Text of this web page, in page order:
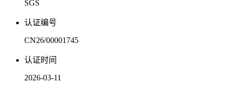
SGS
认证编号
CN26/00001745
认证时间
2026-03-11